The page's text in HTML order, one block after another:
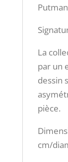
La
par un
dessin
pièce.
cm/